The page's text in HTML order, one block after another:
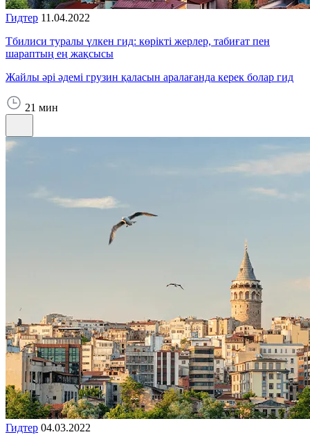
Гидтер 11.04.2022
Тбилиси туралы үлкен гид: көрікті жерлер, табиғат пен
шараптың ең жақсысы
Жайлы әрі әдемі грузин қаласын аралағанда керек болар гид
21 мин
Гидтер 04.03.2022